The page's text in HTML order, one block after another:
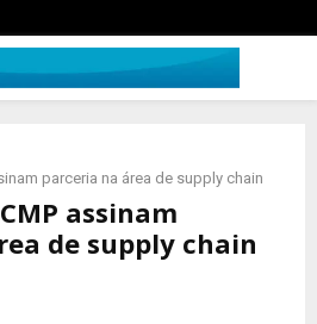
parceria na área de supply chain
assinam
de supply chain